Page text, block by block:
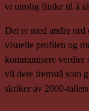
vi utrolig flinke til å
Det er med andre ord
visuelle profilen og
kommunisere
vil dere fremstå som
skriker av 2000-